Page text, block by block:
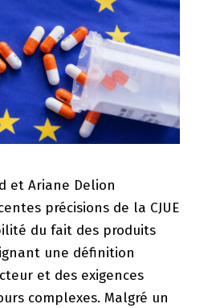
et Ariane Delion
précisions de la CJUE
du fait des produits
une définition
et des exigences
complexes. Malgré un